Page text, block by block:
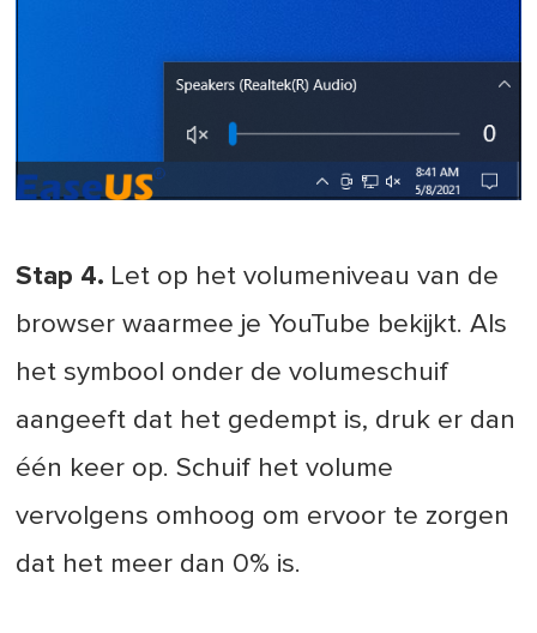
Stap 4. Let op het volumeniveau van de
browser waarmee je YouTube bekijkt. Als
het symbool onder de volumeschuif
aangeeft dat het gedempt is, druk er dan
één keer op. Schuif het volume
vervolgens omhoog om ervoor te zorgen
dat het meer dan 0% is.